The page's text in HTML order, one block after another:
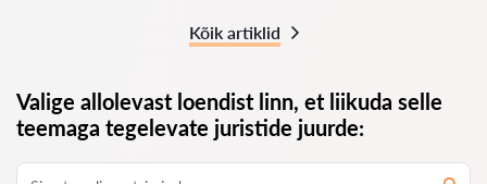
Kõik artiklid
Valige allolevast loendist linn, et liikuda selle
teemaga tegelevate juristide juurde: